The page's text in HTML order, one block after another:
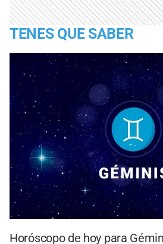
TENES QUE SABER
Horóscopo de hoy para